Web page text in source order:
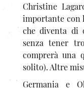
Christine
importante con
che diventa
senza tener
comprerà una
solito). Altre
Germania e